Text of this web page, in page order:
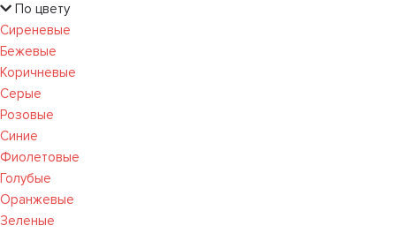
По цвету
Сиреневые
Бежевые
Коричневые
Серые
Розовые
Синие
Фиолетовые
Голубые
Оранжевые
Зеленые